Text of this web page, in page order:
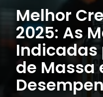
Melhor
2025: As
Indicadas
de Massa